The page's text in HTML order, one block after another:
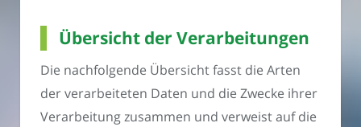
Übersicht der Verarbeitungen
Die nachfolgende Übersicht fasst die Arten
der verarbeiteten Daten und die Zwecke ihrer
Verarbeitung zusammen und verweist auf die